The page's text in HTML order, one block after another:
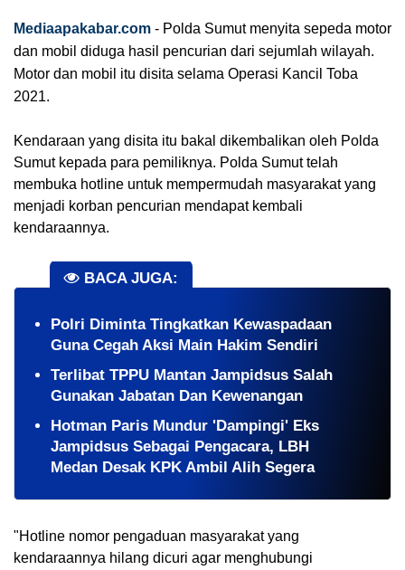
Mediaapakabar.com - Polda Sumut menyita sepeda motor
dan mobil diduga hasil pencurian dari sejumlah wilayah.
Motor dan mobil itu disita selama Operasi Kancil Toba
2021.
Kendaraan yang disita itu bakal dikembalikan oleh Polda
Sumut kepada para pemiliknya. Polda Sumut telah
membuka hotline untuk mempermudah masyarakat yang
menjadi korban pencurian mendapat kembali
kendaraannya.
BACA JUGA:
Polri Diminta Tingkatkan Kewaspadaan
Guna Cegah Aksi Main Hakim Sendiri
Terlibat TPPU Mantan Jampidsus Salah
Gunakan Jabatan Dan Kewenangan
Hotman Paris Mundur 'Dampingi' Eks
Jampidsus Sebagai Pengacara, LBH
Medan Desak KPK Ambil Alih Segera
"Hotline nomor pengaduan masyarakat yang
kendaraannya hilang dicuri agar menghubungi